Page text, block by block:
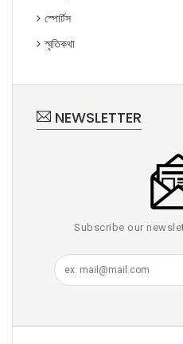
স্পোর্টস
স্মৃতিকথা
NEWSLETTER
Subscribe our